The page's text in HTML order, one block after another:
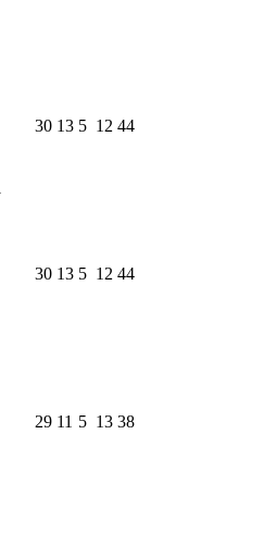
30 13 5 12 44
30 13 5 12 44
29 11 5 13 38